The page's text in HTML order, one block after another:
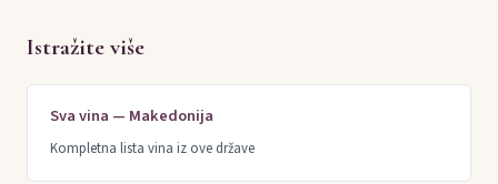
Istražite više
Sva vina — Makedonija
Kompletna lista vina iz ove države